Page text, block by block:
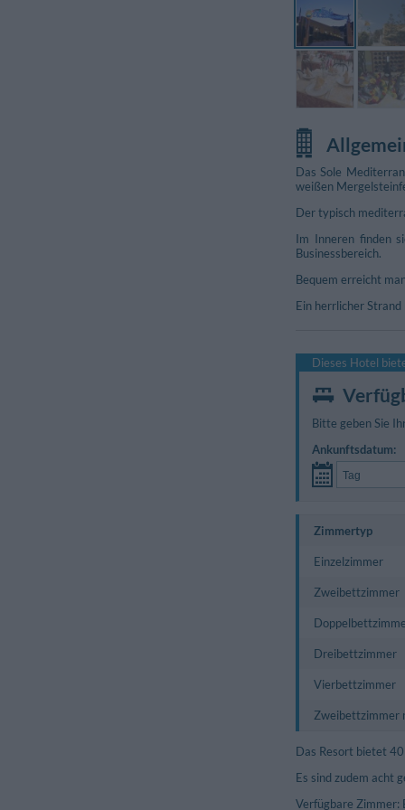
Fotos Konferenzraum
Das Sole
weißen
Der typisch
Im Inneren finden
Businessbereich.
Bequem erreicht
Ein herrlicher
Dieses Hotel
Bitte geben Sie
Ankunftsdatum:
Zimmertyp
Einzelzimmer
Zweibettzimmer
Dreibettzimmer
Vierbettzimmer
Zweibettzimmer
Das Resort bietet
Es sind zudem acht
Verfügbare Zimmer: